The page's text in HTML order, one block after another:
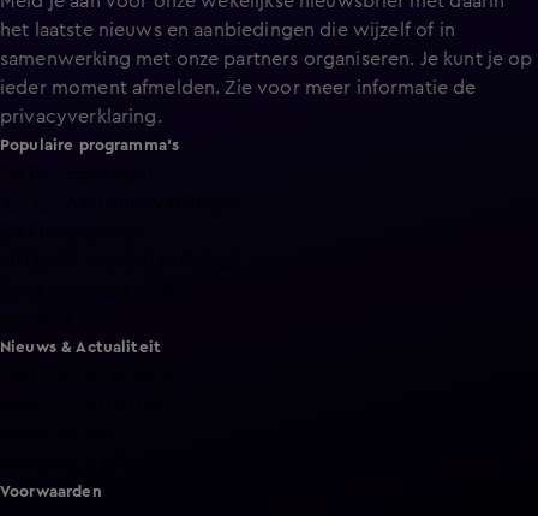
het laatste nieuws en aanbiedingen die wijzelf of in
samenwerking met onze partners organiseren. Je kunt je op
ieder moment afmelden. Zie voor meer informatie de
privacyverklaring.
Populaire programma's
Nieuws & Actualiteit
Voorwaarden